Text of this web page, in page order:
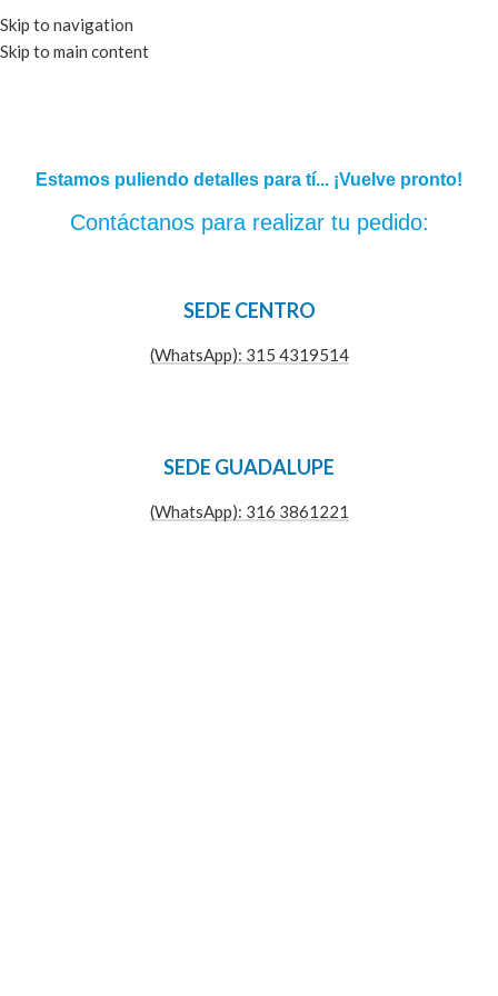
Skip to navigation
Skip to main content
Estamos puliendo detalles para tí... ¡Vuelve pronto!
Contáctanos para realizar tu pedido:
SEDE CENTRO
(WhatsApp): 315 4319514
SEDE GUADALUPE
(WhatsApp): 316 3861221